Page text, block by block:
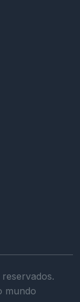
mundo